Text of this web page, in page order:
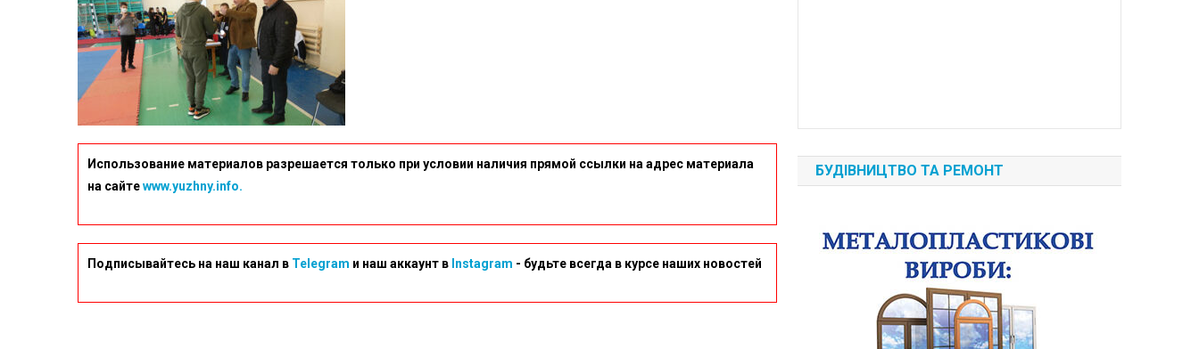
Использование материалов разрешается только при условии наличия прямой ссылки на адрес материала
на сайтеwww.yuzhny.info.
Подписывайтесь на наш канал в Telegram и наш аккаунт в Instagram - будьте всегда в курсе наших новостей
БУДІВНИЦТВО ТА РЕМОНТ